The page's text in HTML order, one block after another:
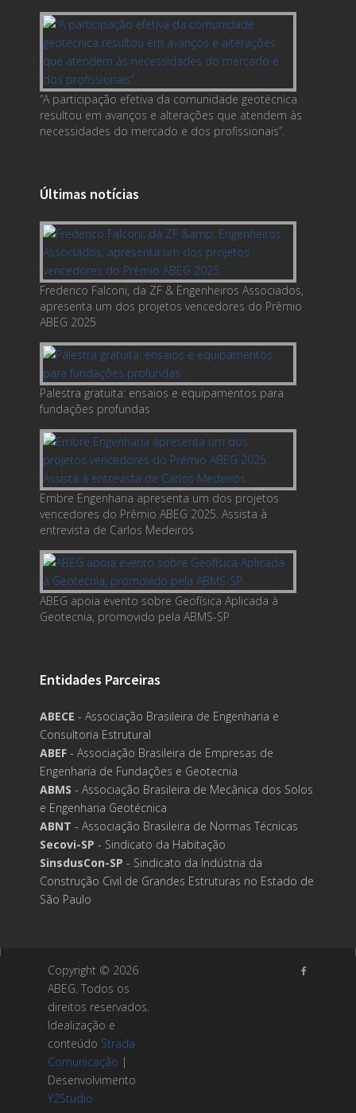
“A participação efetiva da comunidade geotécnica
resultou em avanços e alterações que atendem às
necessidades do mercado e dos profissionais”.
Últimas notícias
Frederico Falconi, da ZF & Engenheiros Associados,
apresenta um dos projetos vencedores do Prêmio
ABEG 2025
Palestra gratuita: ensaios e equipamentos para
fundações profundas
Embre Engenharia apresenta um dos projetos
vencedores do Prêmio ABEG 2025. Assista à
entrevista de Carlos Medeiros
ABEG apoia evento sobre Geofísica Aplicada à
Geotecnia, promovido pela ABMS-SP
Entidades Parceiras
ABECE - Associação Brasileira de Engenharia e
Consultoria Estrutural
ABEF - Associação Brasileira de Empresas de
Engenharia de Fundações e Geotecnia
ABMS - Associação Brasileira de Mecânica dos Solos
e Engenharia Geotécnica
ABNT - Associação Brasileira de Normas Técnicas
Secovi-SP - Sindicato da Habitação
SinsdusCon-SP - Sindicato da Indústria da
Construção Civil de Grandes Estruturas no Estado de
São Paulo
Copyright © 2026
ABEG. Todos os
direitos reservados.
Idealização e
conteúdo Strada
Comunicação |
Desenvolvimento
Y2Studio